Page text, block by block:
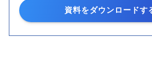
資料をダウンロードす